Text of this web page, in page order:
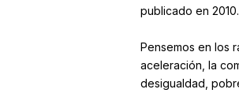
publicado en
Pensemos en los
aceleración, la
desigualdad,